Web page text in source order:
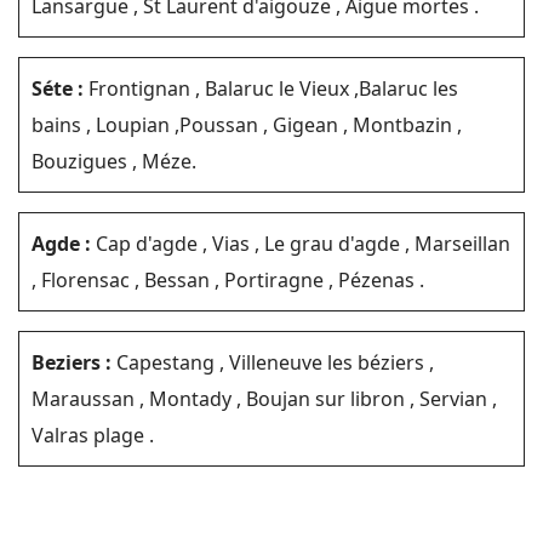
Lansargue , St Laurent d'aigouze , Aigue mortes .
Séte : Frontignan , Balaruc le Vieux ,Balaruc les
bains , Loupian ,Poussan , Gigean , Montbazin ,
Bouzigues , Méze.
Agde : Cap d'agde , Vias , Le grau d'agde , Marseillan
, Florensac , Bessan , Portiragne , Pézenas .
Beziers : Capestang , Villeneuve les béziers ,
Maraussan , Montady , Boujan sur libron , Servian ,
Valras plage .